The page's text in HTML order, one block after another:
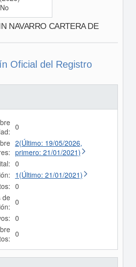
NAVARRO CARTERA DE
Oficial del Registro
0
2(Último: 19/05/2026,
primero: 21/01/2021)
0
1(Último: 21/01/2021)
0
de 0
0
0